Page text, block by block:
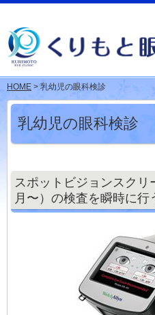
HOME > 乳幼児の眼科検診
乳幼児の眼科検診
スポットビジョンスク
月〜）の検査を瞬時に行